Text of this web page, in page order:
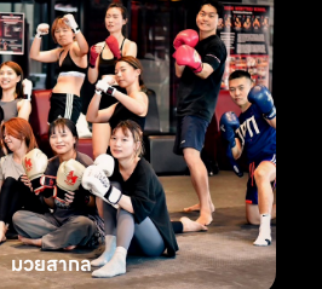
มวยสากล